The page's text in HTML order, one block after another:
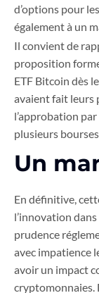
d’options pour
également à un
Il convient de
proposition
ETF Bitcoin dès
avaient fait leurs
l’approbation
plusieurs
Un
En définitive,
l’innovation
prudence
avec impatience
avoir un impact
cryptomonnaies.